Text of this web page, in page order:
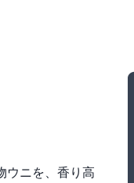
ウニを、香り高